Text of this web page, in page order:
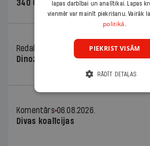
340 000 vērtu reklāmas kampaņu
Redaktores sleja
06.08.2026.
Dinozaura triks
Komentārs 06.08.2026.
Divas koalīcijas
lapas darbībai un analītikai. Lapas
vienmēr var mainīt piekrišanu. Vairāk
politikā.
PIEKRIST VISĀM
RĀDĪT DETAĻAS